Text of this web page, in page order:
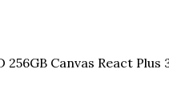
Canvas React